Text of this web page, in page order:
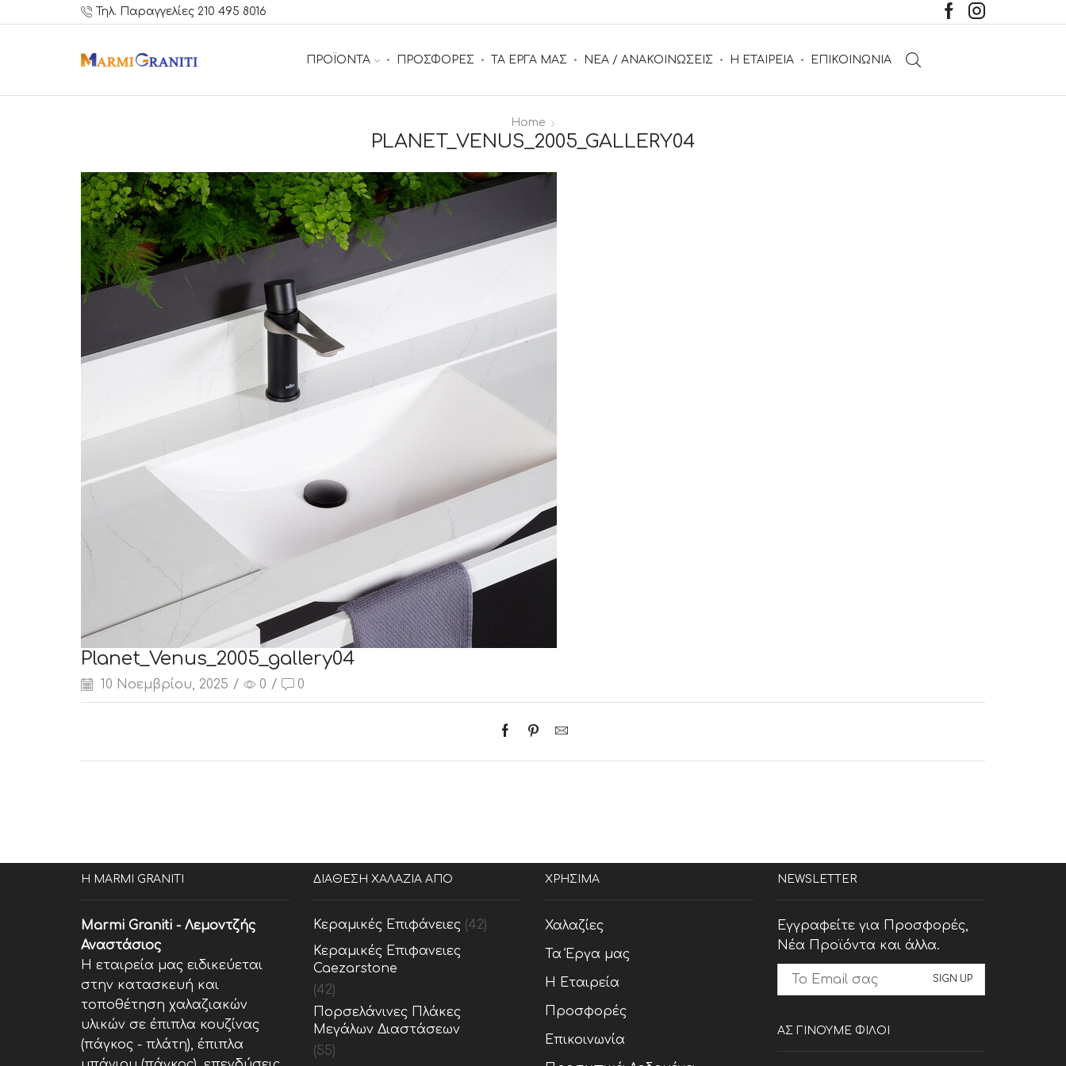
Τηλ. Παραγγελίες 210 495 8016
ΠΡΟΪΟΝΤΑ ΠΡΟΣΦΟΡΕΣ ΤΑ ΕΡΓΑ ΜΑΣ ΝΕΑ / ΑΝΑΚΟΙΝΩΣΕΙΣ Η ΕΤΑΙΡΕΙΑ ΕΠΙΚΟΙΝΩΝΙΑ
Home
PLANET_VENUS_2005_GALLERY04
Planet_Venus_2005_gallery04
10 Νοεμβρίου, 2025 / 0 / 0
Η MARMI GRANITI
Marmi Graniti - Λεμοντζής
Αναστάσιος
Η εταιρεία μας ειδικεύεται
στην κατασκευή και
τοποθέτηση χαλαζιακών
υλικών σε έπιπλα κουζίνας
(πάγκος - πλάτη), έπιπλα
ΔΙΑΘΕΣΗ ΧΑΛΑΖΙΑ ΑΠΟ
Κεραμικές Επιφάνειες (42)
Κεραμικές Επιφανειες
Caezarstone
(42)
Πορσελάνινες Πλάκες
Μεγάλων Διαστάσεων
(55)
ΧΡΗΣΙΜΑ
Χαλαζίες
Τα Έργα μας
Η Εταιρεία
Προσφορές
Επικοινωνία
NEWSLETTER
Εγγραφείτε για Προσφορές,
Νέα Προϊόντα και άλλα.
ΑΣ ΓΙΝΟΥΜΕ ΦΙΛΟΙ